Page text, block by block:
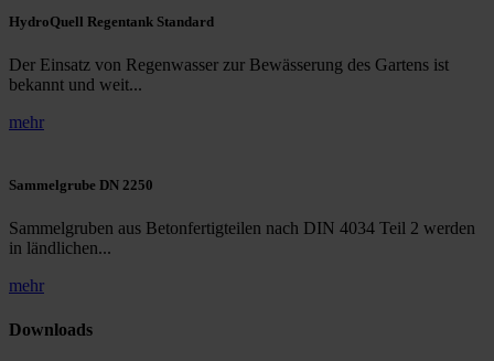
HydroQuell Regentank Standard
Der Einsatz von Regenwasser zur Bewässerung des Gartens ist
bekannt und weit...
mehr
Sammelgrube DN 2250
Sammelgruben aus Betonfertigteilen nach DIN 4034 Teil 2 werden
in ländlichen...
mehr
Downloads